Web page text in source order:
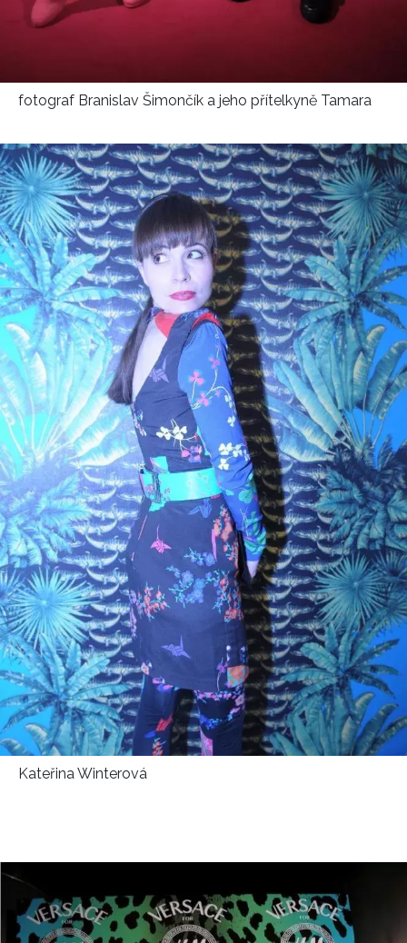
fotograf Branislav Šimončík a jeho přítelkyně Tamara
Kateřina Winterová